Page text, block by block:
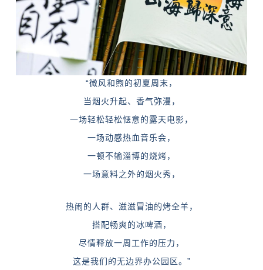
“微风和煦的初夏周末，
当烟火升起、香气弥漫，
一场轻松轻松惬意的露天电影，
一场动感热血音乐会，
一顿不输淄博的烧烤，
一场意料之外的烟火秀，
热闹的人群、滋滋冒油的烤全羊，
搭配畅爽的冰啤酒，
尽情释放一周工作的压力，
这是我们的无边界办公园区。”